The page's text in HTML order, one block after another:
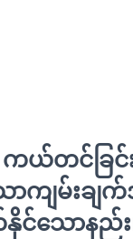
ကယ်တင်ခြ
ောကျမ်းခ
င်သောနည်း